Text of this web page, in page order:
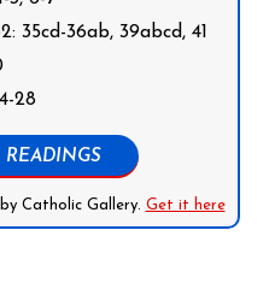
35cd-36ab, 39abcd, 41
28
READINGS
Catholic Gallery. Get it here